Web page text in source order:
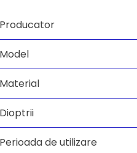
de utilizare